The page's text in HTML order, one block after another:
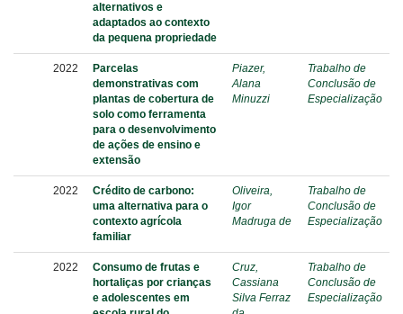
alternativos e
adaptados ao contexto
da pequena propriedade
2022
Parcelas
demonstrativas com
plantas de cobertura de
solo como ferramenta
para o desenvolvimento
de ações de ensino e
extensão
Piazer,
Alana
Minuzzi
Trabalho de
Conclusão de
Especialização
2022
Crédito de carbono:
uma alternativa para o
contexto agrícola
familiar
Oliveira,
Igor
Madruga de
Trabalho de
Conclusão de
Especialização
2022
Consumo de frutas e
hortaliças por crianças
e adolescentes em
Cruz,
Cassiana
Silva Ferraz
Trabalho de
Conclusão de
Especialização